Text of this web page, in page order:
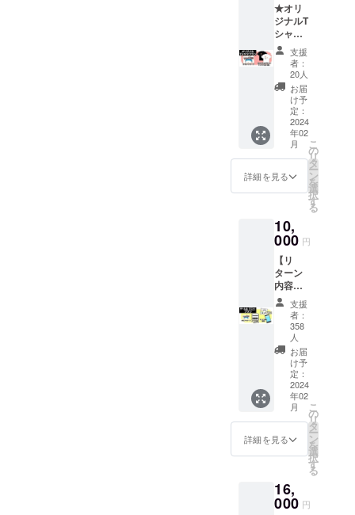
ダウン
ロー
ド」の
どちら
かを選
択して
いただ
けま
す。
★オリ
ジナルT
シャツ
プラン
【リ
ターン
内容】
・オリ
ジナル
デザイ
ンTシャ
ツ ・お
礼メッ
セージ -
-----------
-----------
-----------
--------
※Tシャ
ツの詳
細は
「リ
ターン
プラン
のご紹
介」を
ご覧く
ださ
い。
支援
者：
20人
お届
け予
定：
2024
年02
月
詳細を見る
こ
の
リ
タ
ー
ン
を
選
択
す
る
10,
000 円
【リ
ターン
内容】
・ゲー
ム本
体：DL
コード
x 1点
［一般
販売予
定価
格：
1,100
円］ ・
サウン
販売予
定価
支援
者：
358
人
お届
け予
定：
2024
年02
月
詳細を見る
こ
の
リ
タ
ー
ン
を
選
択
す
る
16,
000 円